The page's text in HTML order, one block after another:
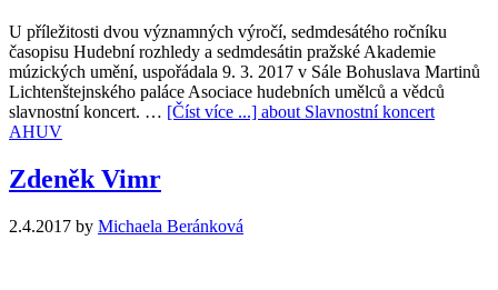
U příležitosti dvou významných výročí, sedmdesátého ročníku
časopisu Hudební rozhledy a sedmdesátin pražské Akademie
múzických umění, uspořádala 9. 3. 2017 v Sále Bohuslava Martinů
Lichtenštejnského paláce Asociace hudebních umělců a vědců
slavnostní koncert. … [Číst více ...] about Slavnostní koncert
AHUV
Zdeněk Vimr
2.4.2017 by Michaela Beránková